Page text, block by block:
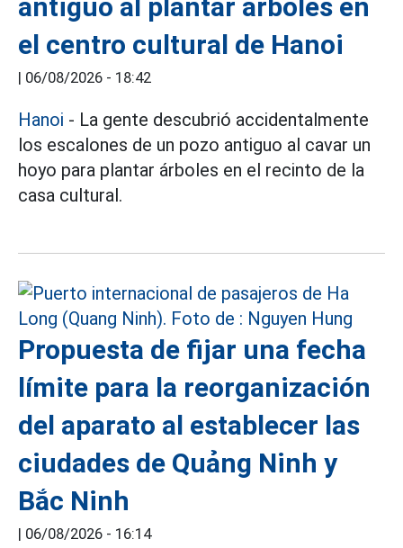
antiguo al plantar árboles en
el centro cultural de Hanoi
| 06/08/2026 - 18:42
Hanoi - La gente descubrió accidentalmente
los escalones de un pozo antiguo al cavar un
hoyo para plantar árboles en el recinto de la
casa cultural.
Propuesta de fijar una fecha
límite para la reorganización
del aparato al establecer las
ciudades de Quảng Ninh y
Bắc Ninh
| 06/08/2026 - 16:14